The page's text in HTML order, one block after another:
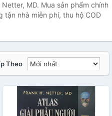
MD. Mua sản phẩm chính
tận nhà miễn phí, thu hộ COD
Theo